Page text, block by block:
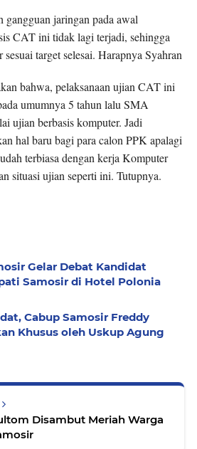
gangguan jaringan pada awal
CAT ini tidak lagi terjadi, sehingga
target selesai. Harapnya Syahran
bahwa, pelaksanaan ujian CAT ini
umumnya 5 tahun lalu SMA
ujian berbasis komputer. Jadi
hal baru bagi para calon PPK apalagi
terbiasa dengan kerja Komputer
situasi ujian seperti ini. Tutupnya.
Gelar Debat Kandidat
Samosir di Hotel Polonia
Cabup Samosir Freddy
Khusus oleh Uskup Agung
Disambut Meriah Warga